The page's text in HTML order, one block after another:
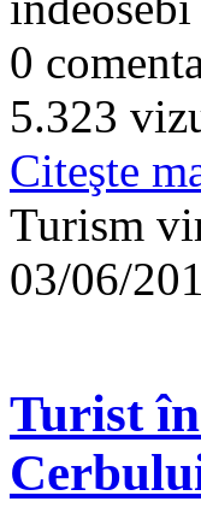
0
5.323
Citeşte
Turism
03/06/
Turist